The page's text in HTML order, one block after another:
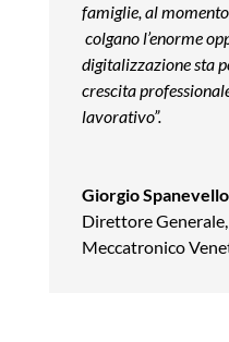
famiglie, al
colgano l’enorme
digitalizzazione sta
crescita
lavorativo”.
Giorgio Spanevello
Direttore Generale,
Meccatronico